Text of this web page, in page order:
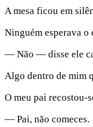
A mesa ficou em
Ninguém esperava o
— Não — disse ele
Algo dentro de mim
O meu pai recostou-
— Pai, não comeces.